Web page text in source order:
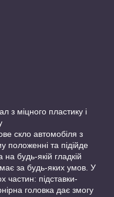
з міцного пластику і
скло автомобіля з
положенні та підійде
будь-якій гладкій
за будь-яких умов. У
частин: підставки-
головка дає змогу